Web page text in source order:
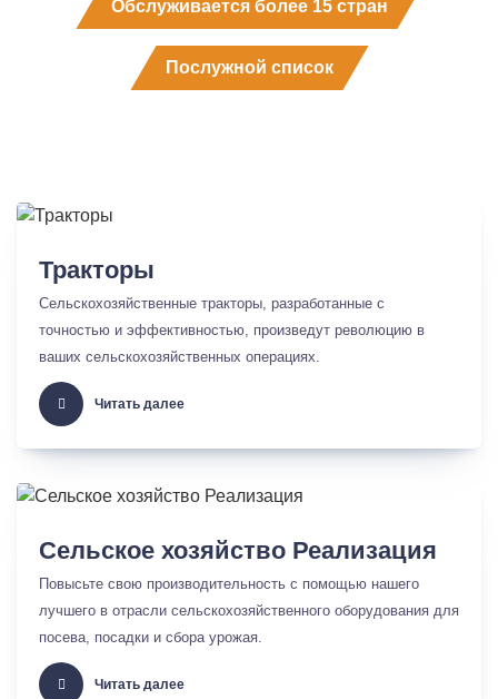
Обслуживается более 15 стран
Послужной список
Тракторы
Сельскохозяйственные тракторы, разработанные с
точностью и эффективностью, произведут революцию в
ваших сельскохозяйственных операциях.
Читать далее
Сельское хозяйство Реализация
Повысьте свою производительность с помощью нашего
лучшего в отрасли сельскохозяйственного оборудования для
посева, посадки и сбора урожая.
Читать далее